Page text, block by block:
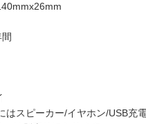
はスピーカー/イヤホン/USB充